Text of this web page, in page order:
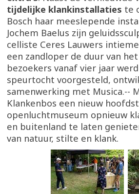
tijdelijke klankinstallaties te
Bosch haar meeslepende
Jochem Baelus zijn
celliste Ceres Lauwers
een zandloper de duur van
bezoekers vanaf vier jaar
speurtocht voorgesteld,
samenwerking met Musica.--
Klankenbos een nieuw
openluchtmuseum opnieuw
en buitenland te laten
van natuur, stilte en klank.